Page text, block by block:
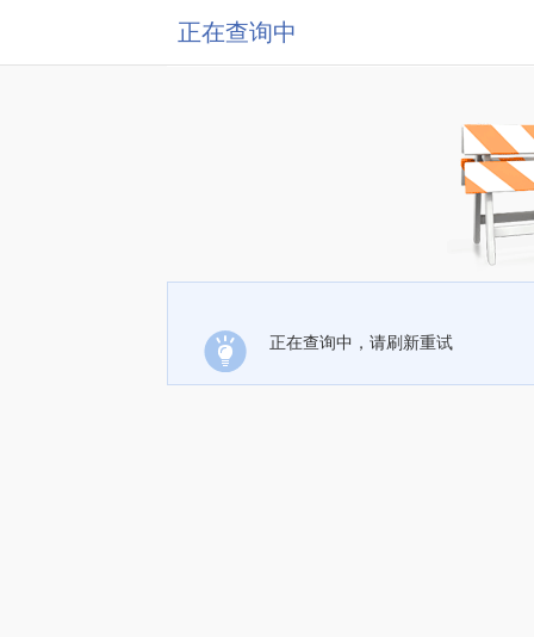
正在查询中
正在查询中，请刷新重试